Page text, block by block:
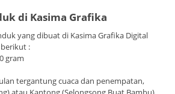
di Kasima Grafika
yang dibuat di Kasima Grafika Digital
:
gram
tergantung cuaca dan penempatan,